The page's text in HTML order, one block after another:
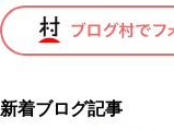
新着ブログ記事